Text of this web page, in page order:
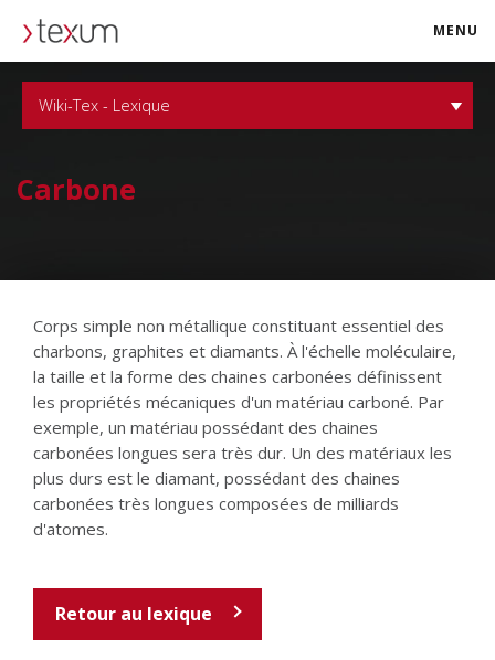
MENU
Wiki-Tex - Lexique
Carbone
Corps simple non métallique constituant essentiel des
charbons, graphites et diamants. À l'échelle moléculaire,
la taille et la forme des chaines carbonées définissent
les propriétés mécaniques d'un matériau carboné. Par
exemple, un matériau possédant des chaines
carbonées longues sera très dur. Un des matériaux les
plus durs est le diamant, possédant des chaines
carbonées très longues composées de milliards
d'atomes.
Retour au lexique